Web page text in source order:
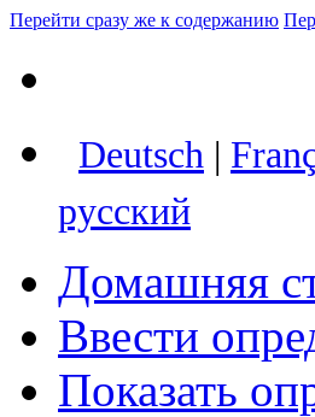
Перейти сразу же к содержанию
Deutsch |
русский
Домашняя
Ввести
Показать